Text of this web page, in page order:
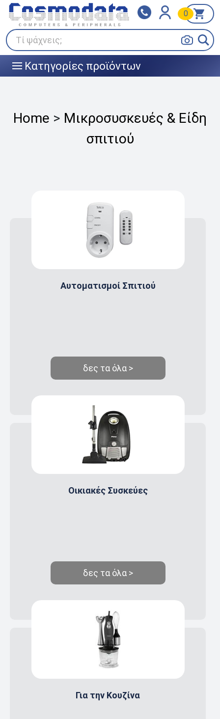
Τί ψάχνεις;
0
||| Κατηγορίες προϊόντων
Klarna
Πληρώστε σε 3
άτοκες δόσεις
BOX NOW
Home > Μικροσυσκευές & Είδη
σπιτιού
Αυτοματισμοί Σπιτιού
δες τα όλα >
Οικιακές Συσκεύες
δες τα όλα >
Για την Κουζίνα